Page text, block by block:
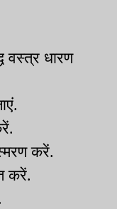
वस्त्र धारण
करें.
करें.